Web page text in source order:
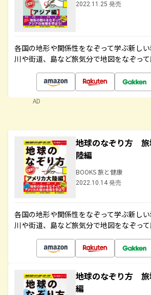
2022.11.25 発売
各国の地形や関係性をなぞって学ぶ新しい
川や街道、島など旅気分で地図をなぞって
AD
地球のなぞり方
陸編
BOOKS 旅と健康
2022.10.14 発売
各国の地形や関係性をなぞって学ぶ新しい
川や街道、島など旅気分で地図をなぞって
地球のなぞり方
編